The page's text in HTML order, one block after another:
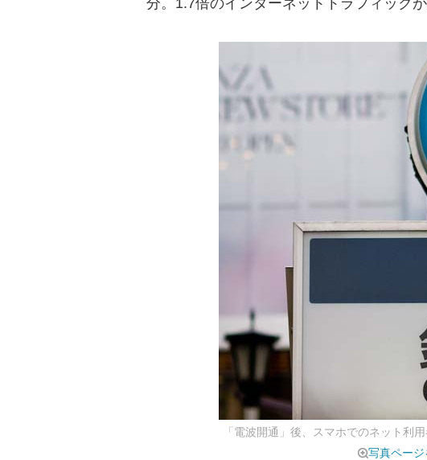
分。1.7倍のインターネットトラフィック
「電波開通」後、スマホでのネット利用
写真ページ